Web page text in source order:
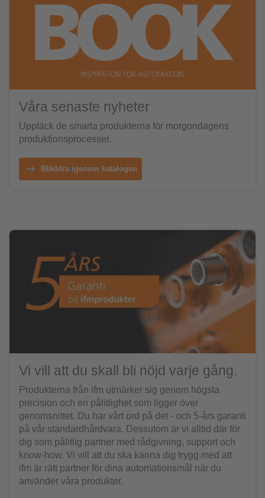
Våra senaste nyheter
Upptäck de smarta produkterna för morgondagens
produktionsprocesser.
Bläddra igenom katalogen
Vi vill att du skall bli nöjd varje gång.
Produkterna från ifm utmärker sig genom högsta
precision och en pålitlighet som ligger över
genomsnittet. Du har vårt ord på det - och 5-års garanti
på vår standardhårdvara. Dessutom är vi alltid där för
dig som pålitlig partner med rådgivning, support och
know-how. Vi vill att du ska känna dig trygg med att
ifm är rätt partner för dina automationsmål när du
använder våra produkter.